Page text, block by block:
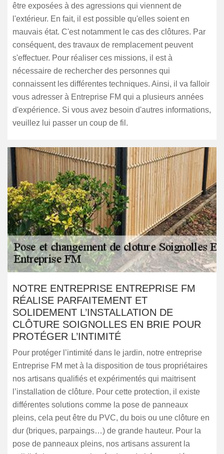
être exposées à des agressions qui viennent de
l'extérieur. En fait, il est possible qu'elles soient en
mauvais état. C'est notamment le cas des clôtures. Par
conséquent, des travaux de remplacement peuvent
s'effectuer. Pour réaliser ces missions, il est à
nécessaire de rechercher des personnes qui
connaissent les différentes techniques. Ainsi, il va falloir
vous adresser à Entreprise FM qui a plusieurs années
d'expérience. Si vous avez besoin d'autres informations,
veuillez lui passer un coup de fil.
NOTRE ENTREPRISE ENTREPRISE FM
RÉALISE PARFAITEMENT ET
SOLIDEMENT L’INSTALLATION DE
CLÔTURE SOIGNOLLES EN BRIE POUR
PROTÉGER L’INTIMITÉ
Pour protéger l’intimité dans le jardin, notre entreprise
Entreprise FM met à la disposition de tous propriétaires
nos artisans qualifiés et expérimentés qui maitrisent
l’installation de clôture. Pour cette protection, il existe
différentes solutions comme la pose de panneaux
pleins, cela peut être du PVC, du bois ou une clôture en
dur (briques, parpaings…) de grande hauteur. Pour la
pose de panneaux pleins, nos artisans assurent la